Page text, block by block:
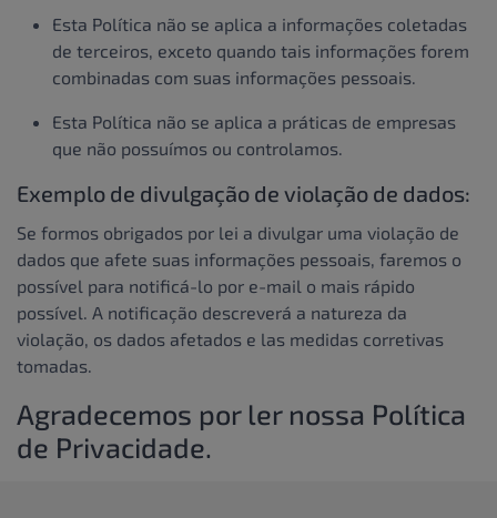
Esta Política não se aplica a informações coletadas
de terceiros, exceto quando tais informações forem
combinadas com suas informações pessoais.
Esta Política não se aplica a práticas de empresas
que não possuímos ou controlamos.
Exemplo de divulgação de violação de dados:
Se formos obrigados por lei a divulgar uma violação de
dados que afete suas informações pessoais, faremos o
possível para notificá-lo por e-mail o mais rápido
possível. A notificação descreverá a natureza da
violação, os dados afetados e las medidas corretivas
tomadas.
Agradecemos por ler nossa Política
de Privacidade.